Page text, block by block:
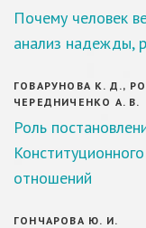
Почему человек
анализ надежды,
ГОВАРУНОВА К. Д.,
ЧЕРЕДНИЧЕНКО А. В.
Роль
отношений
ГОНЧАРОВА Ю. И.